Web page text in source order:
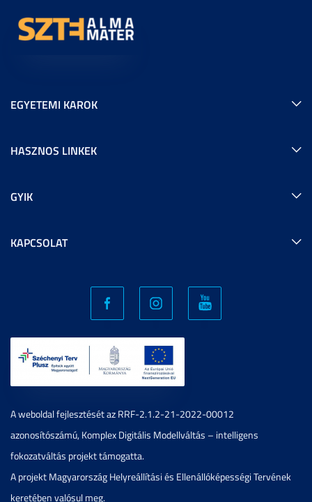
EGYETEMI KAROK
HASZNOS LINKEK
GYIK
KAPCSOLAT
A weboldal fejlesztését az RRF-2.1.2-21-2022-00012
azonosítószámú, Komplex Digitális Modellváltás – intelligens
fokozatváltás projekt támogatta.
A projekt Magyarország Helyreállítási és Ellenállóképességi Tervének
keretében valósul meg.